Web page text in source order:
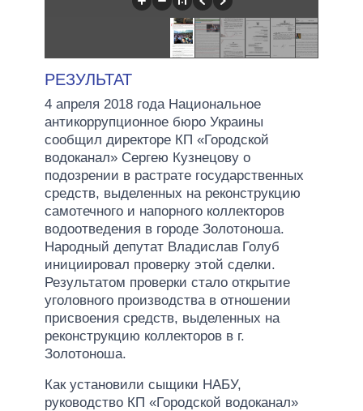
РЕЗУЛЬТАТ
4 апреля 2018 года Национальное
антикоррупционное бюро Украины
сообщил директорe КП «Городской
водоканал» Сергею Кузнецову о
подозрении в растрате государственных
средств, выделенных на реконструкцию
самотечного и напорного коллекторов
водоотведения в городе Золотоноша.
Народный депутат Владислав Голуб
инициировал проверку этой сделки.
Результатом проверки стало открытие
уголовного производства в отношении
присвоения средств, выделенных на
реконструкцию коллекторов в г.
Золотоноша.
Как установили сыщики НАБУ,
руководство КП «Городской водоканал»